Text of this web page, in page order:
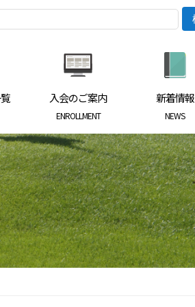
入会のご案内
ENROLLMENT
新着情報
NEWS